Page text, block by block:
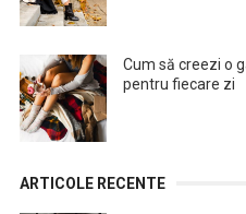
Cum să creezi o
pentru fiecare zi
ARTICOLE RECENTE